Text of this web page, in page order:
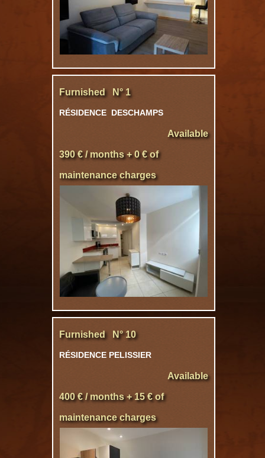
Furnished N° 1
RÉSIDENCE DESCHAMPS
Available
390 € / months + 0 € of
maintenance charges
Furnished N° 10
RÉSIDENCE PELISSIER
Available
400 € / months + 15 € of
maintenance charges